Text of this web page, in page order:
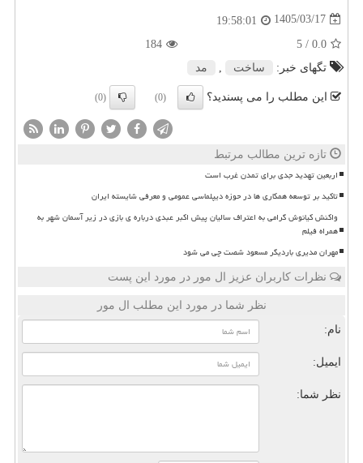
1405/03/17
19:58:01
0.0
/ 5
184
تگهای خبر:
ساخت مد
این مطلب را می پسندید؟ (0)
(0)
تازه ترین مطالب مرتبط
اربعین تهدید جدی برای تمدن غرب است
تاکید بر توسعه همکاری ها در حوزه دیپلماسی عمومی و معرفی شایسته ایران
واکنش کیانوش گرامی به اعتراف سالیان پیش اکبر عبدی درباره ی بازی در زیر آسمان شهر به
همراه فیلم
مهران مدیری باردیگر مسعود شصت چی می شود
نظرات کاربران عزیز ال مور در مورد این پست
نظر شما در مورد این مطلب ال مور
نام:
ایمیل:
نظر شما: